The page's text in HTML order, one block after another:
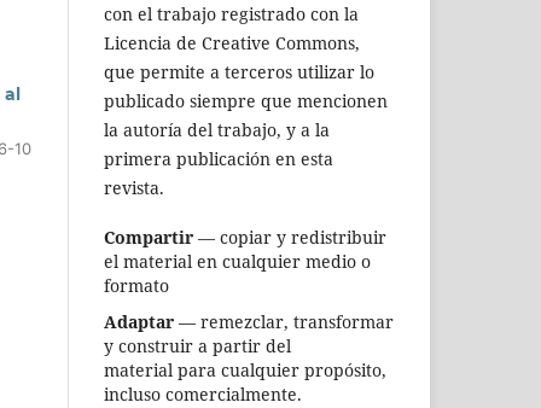
al
6-10
con el trabajo registrado con la
Licencia de Creative Commons,
que permite a terceros utilizar lo
publicado siempre que mencionen
la autoría del trabajo, y a la
primera publicación en esta
revista.
Compartir — copiar y redistribuir
el material en cualquier medio o
formato
Adaptar — remezclar, transformar
y construir a partir del
material para cualquier propósito,
incluso comercialmente.